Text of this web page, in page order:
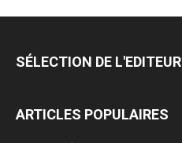
quantity
SÉLECTION DE L'EDITEUR
ARTICLES POPULAIRES